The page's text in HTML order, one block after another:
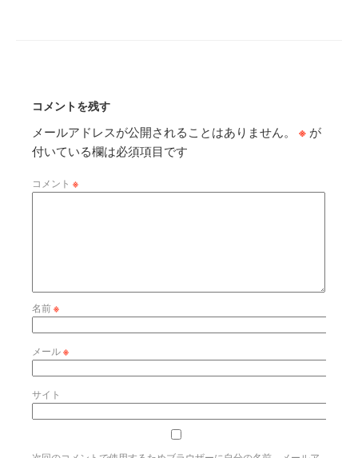
コメントを残す
メールアドレスが公開されることはありません。 ※ が
付いている欄は必須項目です
コメント ※
名前※
メール※
サイト